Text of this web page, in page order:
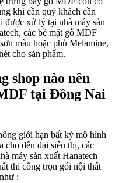
khi cần quý khách cần
được xử lý tại nhà máy sản
các bề mặt gỗ MDF
màu hoặc phủ Melamine,
cho sản phẩm.
shop nào nên
tại Đồng Nai
giới hạn bất kỳ mô hình
cho đến đại siêu thị, các
máy sản xuất Hanatech
thi công trọn gói nội thất
: